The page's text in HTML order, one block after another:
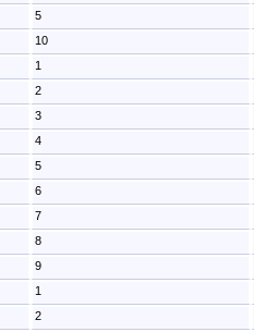
5
10
1
2
3
4
5
6
7
8
9
1
2